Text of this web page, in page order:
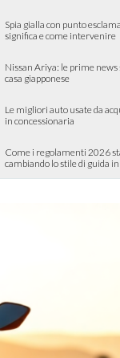
Spia gialla con punto
significa e come intervenire
Nissan Ariya: le prime news
casa giapponese
Le migliori auto usate da
in concessionaria
Come i regolamenti 2026
cambiando lo stile di guida